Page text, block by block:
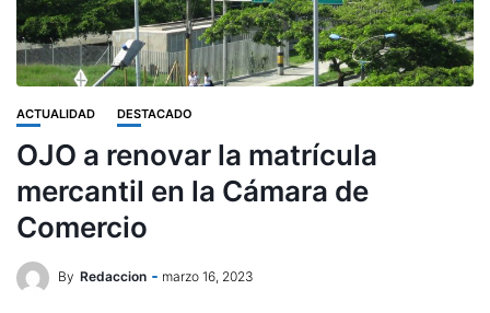
ACTUALIDAD DESTACADO
OJO a renovar la matrícula
mercantil en la Cámara de
Comercio
By Redaccion marzo 16, 2023